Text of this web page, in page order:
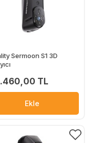
Sermoon S1 3D
TL
Ekle